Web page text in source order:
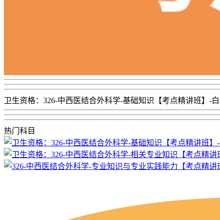
卫生资格：326-中西医结合外科学-基础知识【考点精讲班】-
热门科目